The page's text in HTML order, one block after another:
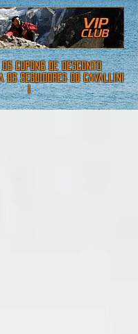
cupons de desconto
os seguidores do cavallini
!